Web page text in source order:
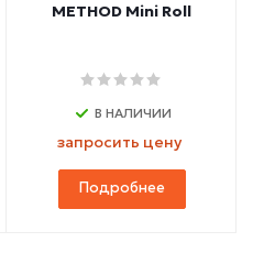
METHOD Mini Roll
В НАЛИЧИИ
запросить цену
Подробнее